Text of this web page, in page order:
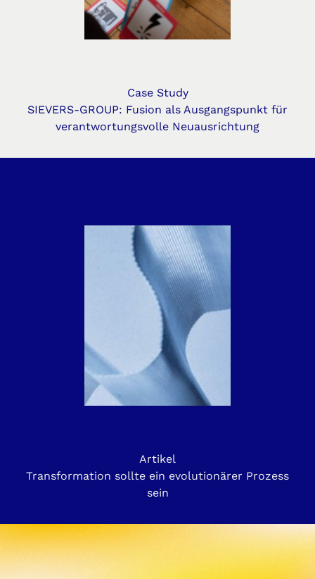
Case Study
SIEVERS-GROUP: Fusion als Ausgangspunkt für
verantwortungsvolle Neuausrichtung
Artikel
Transformation sollte ein evolutionärer Prozess
sein